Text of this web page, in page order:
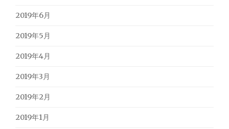
2019年6月
2019年5月
2019年4月
2019年3月
2019年2月
2019年1月